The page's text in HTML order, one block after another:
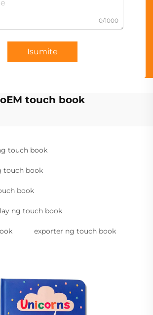
0/1000
Isumite
oEM touch book
touch book
touch book
book
ng touch book
exporter ng touch book